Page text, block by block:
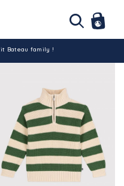
Bateau family !
en Tunisie !
bancaire (hors promo)